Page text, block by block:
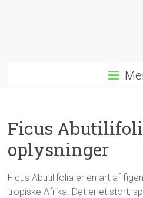
Ficus
oplysninger
Ficus Abutilifolia er en art af
tropiske Afrika. Det er et stort,